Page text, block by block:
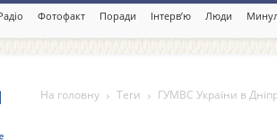
Фотофакт Поради Інтерв’ю Люди
На головну Теги ГУМВС України в